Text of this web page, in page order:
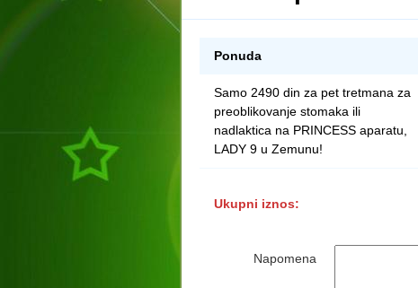
Ponuda
Samo 2490 din za pet tretmana za
preoblikovanje stomaka ili
nadlaktica na PRINCESS aparatu,
LADY 9 u Zemunu!
Ukupni iznos:
Napomena